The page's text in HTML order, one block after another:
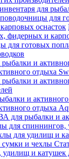
для
для
оснасток
фидерных и
для готовых
и
отдыха
и
и
отдыха
для рыбалки и
для
для удилищ и
и чехлы
и катушек